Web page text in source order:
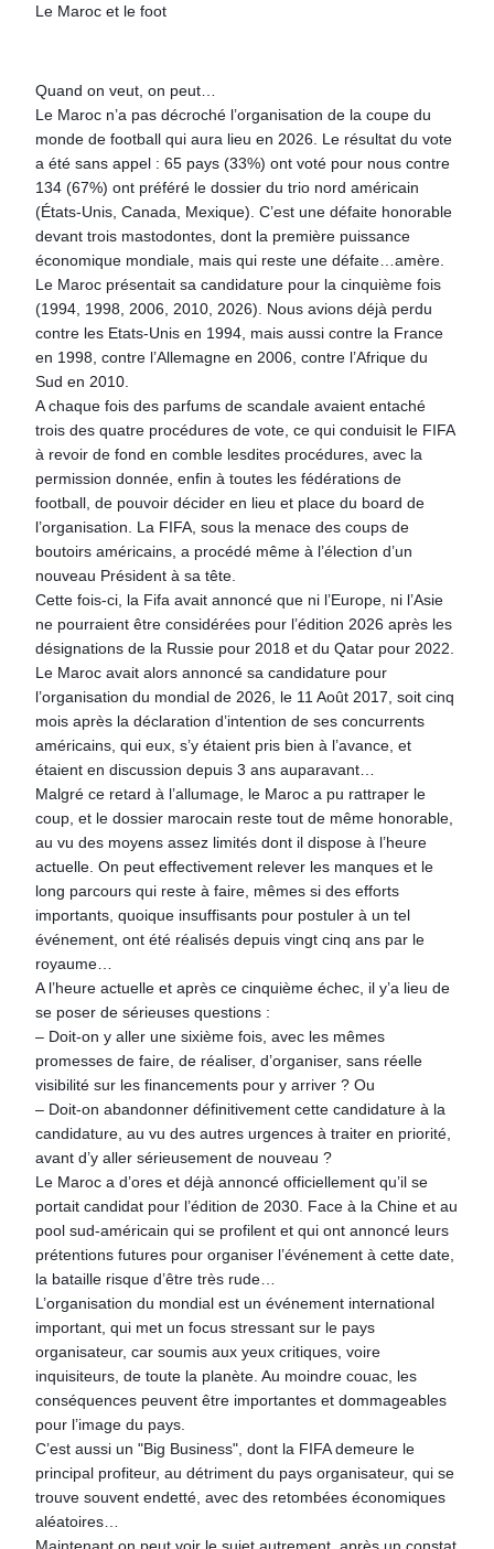
Le Maroc et le foot
Quand on veut, on peut…
Le Maroc n’a pas décroché l’organisation de la coupe du
monde de football qui aura lieu en 2026. Le résultat du vote
a été sans appel : 65 pays (33%) ont voté pour nous contre
134 (67%) ont préféré le dossier du trio nord américain
(États-Unis, Canada, Mexique). C’est une défaite honorable
devant trois mastodontes, dont la première puissance
économique mondiale, mais qui reste une défaite…amère.
Le Maroc présentait sa candidature pour la cinquième fois
(1994, 1998, 2006, 2010, 2026). Nous avions déjà perdu
contre les Etats-Unis en 1994, mais aussi contre la France
en 1998, contre l’Allemagne en 2006, contre l’Afrique du
Sud en 2010.
A chaque fois des parfums de scandale avaient entaché
trois des quatre procédures de vote, ce qui conduisit le FIFA
à revoir de fond en comble lesdites procédures, avec la
permission donnée, enfin à toutes les fédérations de
football, de pouvoir décider en lieu et place du board de
l’organisation. La FIFA, sous la menace des coups de
boutoirs américains, a procédé même à l’élection d’un
nouveau Président à sa tête.
Cette fois-ci, la Fifa avait annoncé que ni l’Europe, ni l’Asie
ne pourraient être considérées pour l’édition 2026 après les
désignations de la Russie pour 2018 et du Qatar pour 2022.
Le Maroc avait alors annoncé sa candidature pour
l’organisation du mondial de 2026, le 11 Août 2017, soit cinq
mois après la déclaration d’intention de ses concurrents
américains, qui eux, s’y étaient pris bien à l’avance, et
étaient en discussion depuis 3 ans auparavant…
Malgré ce retard à l’allumage, le Maroc a pu rattraper le
coup, et le dossier marocain reste tout de même honorable,
au vu des moyens assez limités dont il dispose à l’heure
actuelle. On peut effectivement relever les manques et le
long parcours qui reste à faire, mêmes si des efforts
importants, quoique insuffisants pour postuler à un tel
événement, ont été réalisés depuis vingt cinq ans par le
royaume…
A l’heure actuelle et après ce cinquième échec, il y’a lieu de
se poser de sérieuses questions :
– Doit-on y aller une sixième fois, avec les mêmes
promesses de faire, de réaliser, d’organiser, sans réelle
visibilité sur les financements pour y arriver ? Ou
– Doit-on abandonner définitivement cette candidature à la
candidature, au vu des autres urgences à traiter en priorité,
avant d’y aller sérieusement de nouveau ?
Le Maroc a d’ores et déjà annoncé officiellement qu’il se
portait candidat pour l’édition de 2030. Face à la Chine et au
pool sud-américain qui se profilent et qui ont annoncé leurs
prétentions futures pour organiser l’événement à cette date,
la bataille risque d’être très rude…
L’organisation du mondial est un événement international
important, qui met un focus stressant sur le pays
organisateur, car soumis aux yeux critiques, voire
inquisiteurs, de toute la planète. Au moindre couac, les
conséquences peuvent être importantes et dommageables
pour l’image du pays.
C’est aussi un "Big Business", dont la FIFA demeure le
principal profiteur, au détriment du pays organisateur, qui se
trouve souvent endetté, avec des retombées économiques
aléatoires…